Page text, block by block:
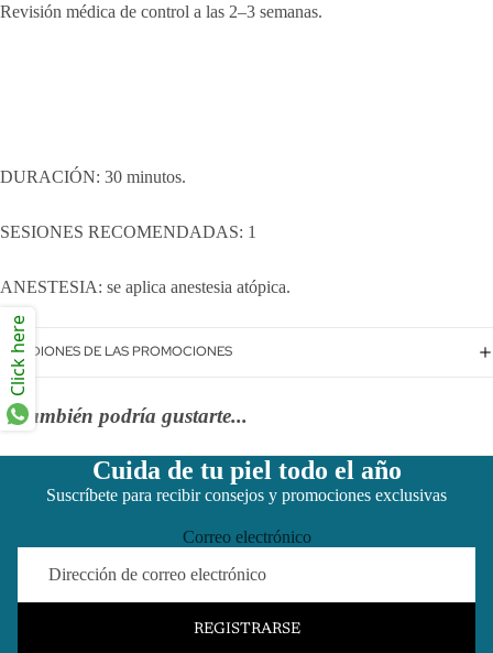
Revisión médica de control a las 2–3 semanas.
DURACIÓN: 30 minutos.
SESIONES RECOMENDADAS: 1
ANESTESIA: se aplica anestesia atópica.
CONDIONES DE LAS PROMOCIONES
También podría gustarte...
Cuida de tu piel todo el año
Suscríbete para recibir consejos y promociones exclusivas
Correo electrónico
REGISTRARSE
Click here